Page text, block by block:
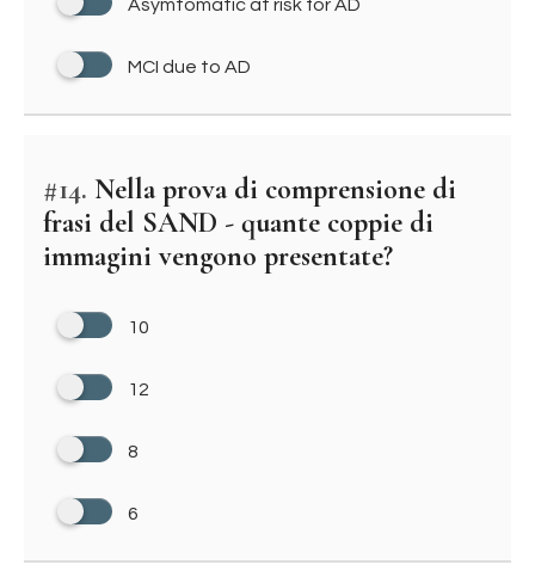
Asymtomatic at risk for AD
MCI due to AD
#14. Nella prova di comprensione di
frasi del SAND - quante coppie di
immagini vengono presentate?
10
12
8
6